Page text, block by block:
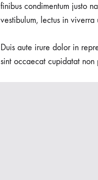
finibus condimentum justo
vestibulum, lectus in viverra
Duis aute irure dolor in
sint occaecat cupidatat